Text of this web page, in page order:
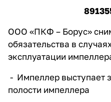
ООО «ПКФ – Борус»
обязательства в
эксплуатации
- Импеллер выступает
полости импеллера